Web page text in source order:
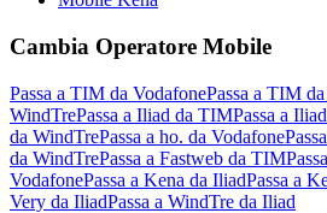
Cambia Operatore Mobile
Passa a TIM da VodafonePassa a TIM
WindTrePassa a Iliad da TIMPassa a
da WindTrePassa a ho. da Vodafone
da WindTrePassa a Fastweb da TIM
VodafonePassa a Kena da IliadPassa a
Very da IliadPassa a WindTre da Iliad